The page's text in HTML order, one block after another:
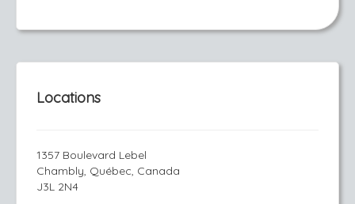
Locations
1357 Boulevard Lebel
Chambly, Québec, Canada
J3L 2N4